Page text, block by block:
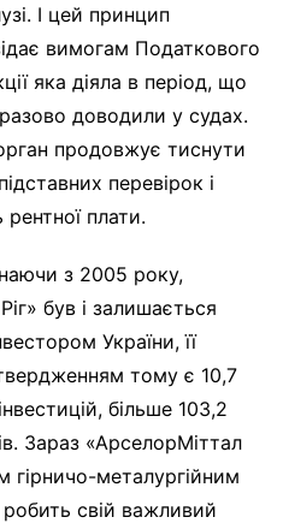
І цей принцип
вимогам Податкового
яка діяла в період, що
доводили у судах.
продовжує тиснути
перевірок і
плати.
з 2005 року,
був і залишається
України, її
тому є 10,7
більше 103,2
Зараз «АрселорМіттал
гірничо-металургійним
свій важливий